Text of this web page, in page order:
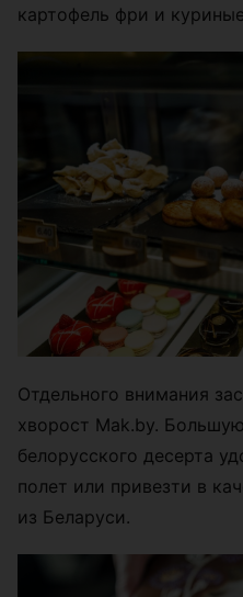
картофель фри и
Отдельного внимания
хворост Mak.by.
белорусского десерта
полет или привезти в
из Беларуси.